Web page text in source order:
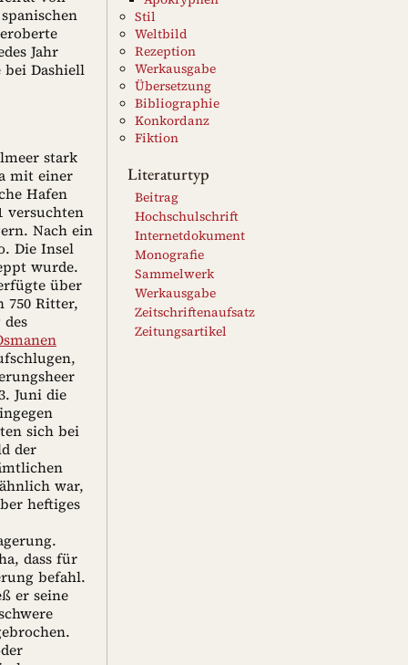
Jahr
bei Dashiell
stark
mit einer
Hafen
versuchten
Nach ein
Die Insel
wurde.
über
750 Ritter,
Juni die
sich bei
der
war,
heftiges
dass für
befahl.
er seine
Stil
Weltbild
Rezeption
Werkausgabe
Übersetzung
Bibliographie
Konkordanz
Fiktion
Literaturtyp
Beitrag
Hochschulschrift
Internetdokument
Monografie
Sammelwerk
Werkausgabe
Zeitschriftenaufsatz
Zeitungsartikel